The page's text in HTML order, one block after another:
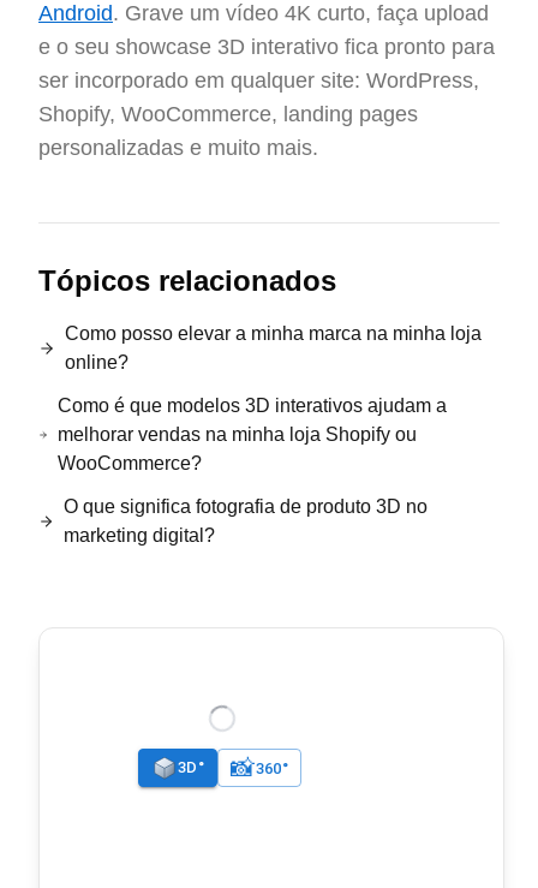
Android. Grave um vídeo 4K curto, faça upload
e o seu showcase 3D interativo fica pronto para
ser incorporado em qualquer site: WordPress,
Shopify, WooCommerce, landing pages
personalizadas e muito mais.
Tópicos relacionados
Como posso elevar a minha marca na minha loja
online?
Como é que modelos 3D interativos ajudam a
melhorar vendas na minha loja Shopify ou
WooCommerce?
O que significa fotografia de produto 3D no
marketing digital?